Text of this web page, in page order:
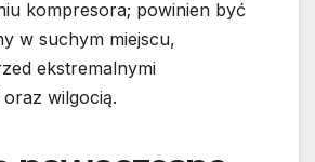
kompresora; powinien być
w suchym miejscu,
ekstremalnymi
wilgocią.